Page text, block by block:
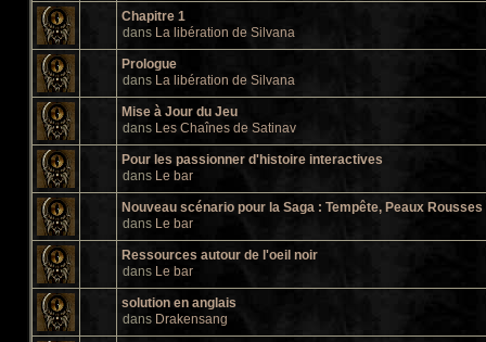
Chapitre 1
dans La libération de Silvana
Prologue
dans La libération de Silvana
Mise à Jour du Jeu
dans Les Chaînes de Satinav
Pour les passionner d'histoire interactives
dans Le bar
Nouveau scénario pour la Saga : Tempête, Peaux Rousses
dans Le bar
Ressources autour de l'oeil noir
dans Le bar
solution en anglais
dans Drakensang